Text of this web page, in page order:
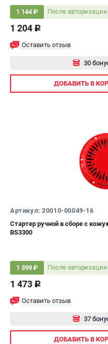
Как выбрать краскопульт?
Как выбрать мотопомпу?
Как выбрать бензопилу?
Как выбрать компрессор?
Как выбрать сварочный
Сварочные аппараты TIG
Сварочные материалы
ТЕЛЕФОН
пн-пт - с
сб - с
+7
1 144 ₽ После авторизации
1 204 c
Оставить отзыв
30
ДОБАВИТЬ В
Артикул: 20010-00049-16
Стартер ручной в сборе с
BS3300
1 399 ₽ После авторизации
1 473 c
Оставить отзыв
37
ДОБАВИТЬ В